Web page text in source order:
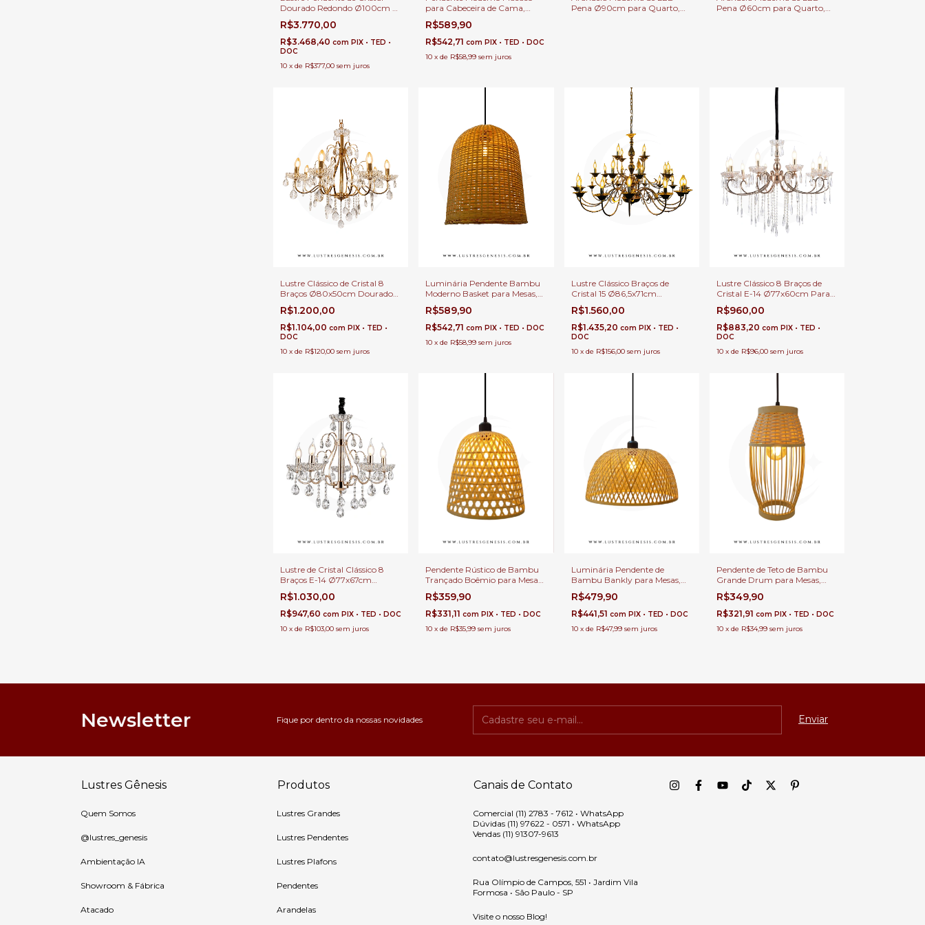
Dourado Redondo Ø100cm e
Ø50cm Racty LED Integrado
3200K 60W | Para Sala de
Jantar, Estar, Quartos e Suites
R$3.770,00
R$3.468,40 com PIX • TED •
DOC
10 x de R$377,00 sem juros
para Cabeceira de Cama,
Balcão de Cozinha, Quartos,
Lavabo e Área Gourmet
R$589,90
R$542,71com PIX • TED • DOC
10 xde R$58,99 sem juros
Pena Ø90cm para Quarto,
Pena Ø60cm para Quarto,
Lustre Clássico de Cristal 8
Braços Ø80x50cm Dourado
Lâmpadas E-14 Para Pé
Direito Duplo e Sala de Jantar
R$1.200,00
R$1.104,00 com PIX • TED •
DOC
10 x de R$120,00 sem juros
Luminária Pendente Bambu
Moderno Basket para Mesas,
Balcão de Cozinha, Área
Gourmet e Sitios
R$589,90
R$542,71com PIX • TED • DOC
10 xde R$58,99 sem juros
Lustre Clássico Braços de
Cristal 15 Ø86,5x71cm
Lâmpadas E-14 Para Pé
Direito Duplo e Sala de Jantar
R$1.560,00
R$1.435,20 com PIX • TED •
DOC
10 x de R$156,00 sem juros
Lustre Clássico 8 Braços de
Cristal E-14 Ø77x60cm Para
Pé Direito Duplo e Sala de
Jantar
R$960,00
R$883,20 com PIX • TED •
DOC
10 x de R$96,00 sem juros
Lustre de Cristal Clássico 8
Braços E-14 Ø77x67cm
Dourado Para Pé Direito
Duplo e Sala de Jantar
R$1.030,00
R$947,60 com PIX • TED • DOC
10 x de R$103,00 sem juros
Pendente Rústico de Bambu
Trançado Boêmio para Mesas,
Balcão de Cozinha, Área
Gourmet e Sitio
R$359,90
R$331,11com PIX • TED • DOC
10 xde R$35,99 sem juros
Luminária Pendente de
Bambu Bankly para Mesas,
Balcão de Cozinha, Área
Gourmet e Sitio
R$479,90
R$441,51 com PIX • TED • DOC
10 x de R$47,99 sem juros
Pendente de Teto de Bambu
Grande Drum para Mesas,
Balcão de Cozinha, Área
Gourmet e Sitio
R$349,90
R$321,91 com PIX • TED • DOC
10 x de R$34,99 sem juros
Newsletter Fique por dentro da nossas novidades
Lustres Gênesis
Quem Somos
@lustres_genesis
Ambientação IA
Showroom & Fábrica
Atacado
Produtos
Lustres Grandes
Lustres Pendentes
Lustres Plafons
Pendentes
Arandelas
Canais de Contato
Comercial (11) 2783 - 7612 • WhatsApp
Dúvidas (11) 97622 - 0571 • WhatsApp
Vendas (11) 91307-9613
contato@lustresgenesis.com.br
Rua Olímpio de Campos, 551 • Jardim Vila
Formosa • São Paulo - SP
Visite o nosso Blog!